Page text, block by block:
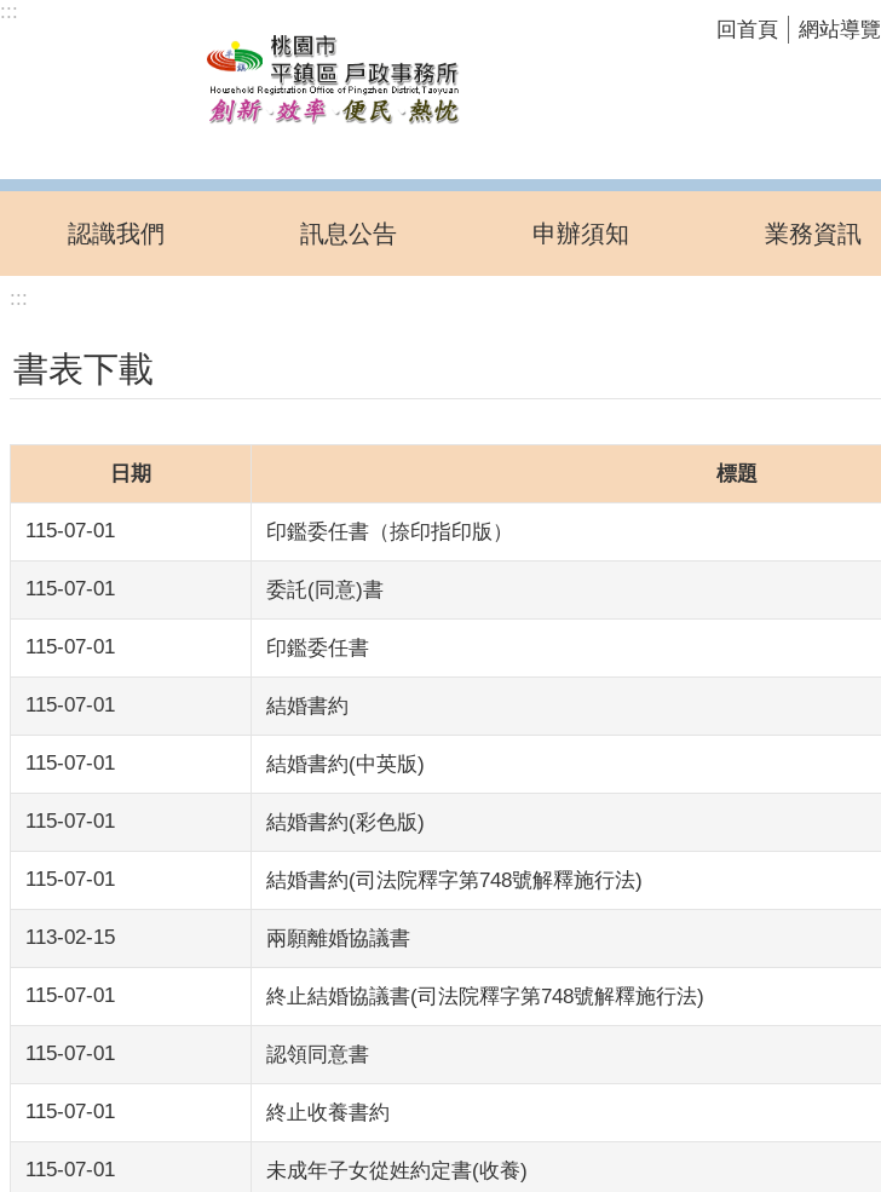
跳到主要內容區塊
:::
回首頁 網站導覽
認識我們 訊息公告 申辦須知 業務資訊
:::
書表下載
日期 標題
115-07-01 印鑑委任書（捺印指印版）
115-07-01 委託(同意)書
115-07-01 印鑑委任書
115-07-01 結婚書約
115-07-01 結婚書約(中英版)
115-07-01 結婚書約(彩色版)
115-07-01 結婚書約(司法院釋字第748號解釋施行法)
113-02-15 兩願離婚協議書
115-07-01 終止結婚協議書(司法院釋字第748號解釋施行法)
115-07-01 認領同意書
115-07-01 終止收養書約
115-07-01 未成年子女從姓約定書(收養)